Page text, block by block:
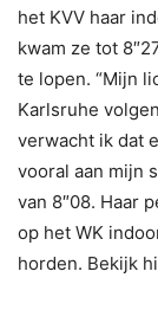
het KVV haar
kwam ze tot
te lopen. “Mijn
Karlsruhe
verwacht ik dat
vooral aan mijn
van 8″08. Haar
op het WK
horden. Bekijk